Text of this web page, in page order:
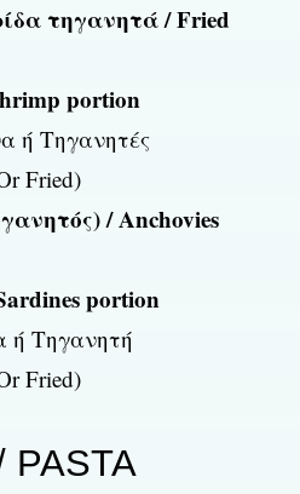
τηγανητά / Fried
portion
ή Τηγανητές
Fried)
/ Anchovies
portion
ή Τηγανητή
Fried)